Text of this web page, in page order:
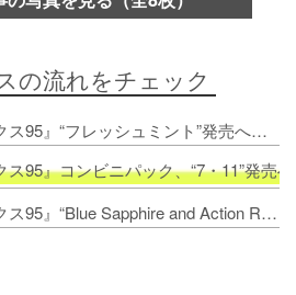
の流れをチェック
1. ナイキ『エアマックス95』“フレッシュミント”発売へ さわやかな“清涼感”のあるデザイン 販売価格は2万4200円
ス95』コンビニパック、“7・11”発売
3. ナイキ『エアマックス95』“Blue Sapphire and Action Red”を7・25発売 2万5520円 SNS反響「数あるカラーリングの中でもベスト5に入る」